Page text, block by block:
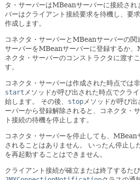
タ・サーバーはMBeanサーバーに接続され
バーはクライアント接続要求を待機し、要
作成します。
コネクタ・サーバーとMBeanサーバーの関
サーバーをMBeanサーバーに登録するか、
ネクタ・サーバーのコンストラクタに渡す
す。
コネクタ・サーバーは作成された時点では
start メソッドが呼び出された時点でクラ
始します。
その後、 stop メソッドが呼び
ーバーから登録解除されると、コネクタ・
ト接続の待機を停止します。
コネクタ・サーバーを停止しても、MBean
されることはありません。
いったん停止し
を再起動することはできません。
クライアント接続が確立または終了するたび